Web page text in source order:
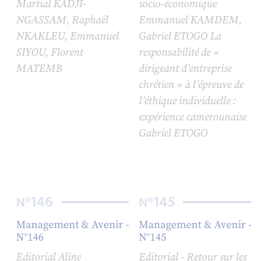
Martial KADJI-
NGASSAM, Raphaël
NKAKLEU, Emmanuel
SIYOU, Florent
MATEMB
socio-économique
Emmanuel KAMDEM,
Gabriel ETOGO La
responsabilité de «
dirigeant d’entreprise
chrétien » à l’épreuve de
l’éthique individuelle :
expérience camerounaise
Gabriel ETOGO
N°146
Management & Avenir -
N°146
Editorial Aline
N°145
Management & Avenir -
N°145
Editorial - Retour sur les